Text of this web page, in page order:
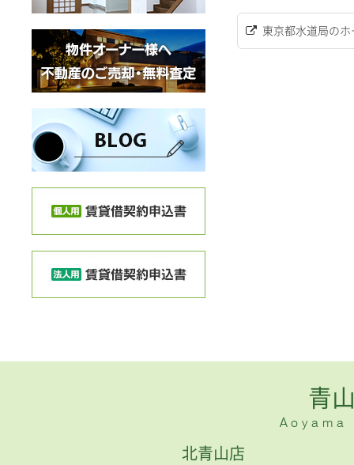
東京都水道局の
青
北青山店